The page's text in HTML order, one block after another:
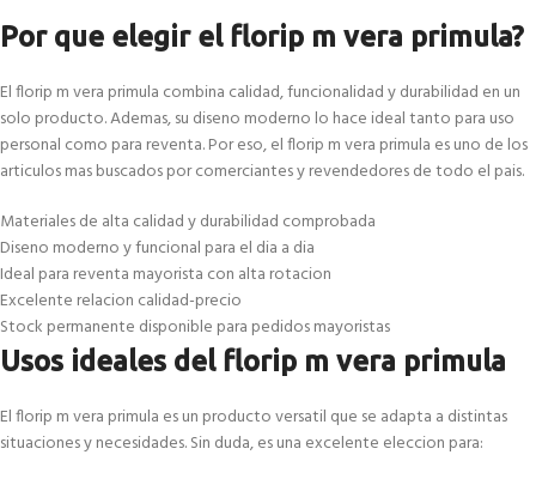
Por que elegir el florip m vera primula?
El florip m vera primula combina calidad, funcionalidad y durabilidad en un
solo producto. Ademas, su diseno moderno lo hace ideal tanto para uso
personal como para reventa. Por eso, el florip m vera primula es uno de los
articulos mas buscados por comerciantes y revendedores de todo el pais.
Materiales de alta calidad y durabilidad comprobada
Diseno moderno y funcional para el dia a dia
Ideal para reventa mayorista con alta rotacion
Excelente relacion calidad-precio
Stock permanente disponible para pedidos mayoristas
Usos ideales del florip m vera primula
El florip m vera primula es un producto versatil que se adapta a distintas
situaciones y necesidades. Sin duda, es una excelente eleccion para: